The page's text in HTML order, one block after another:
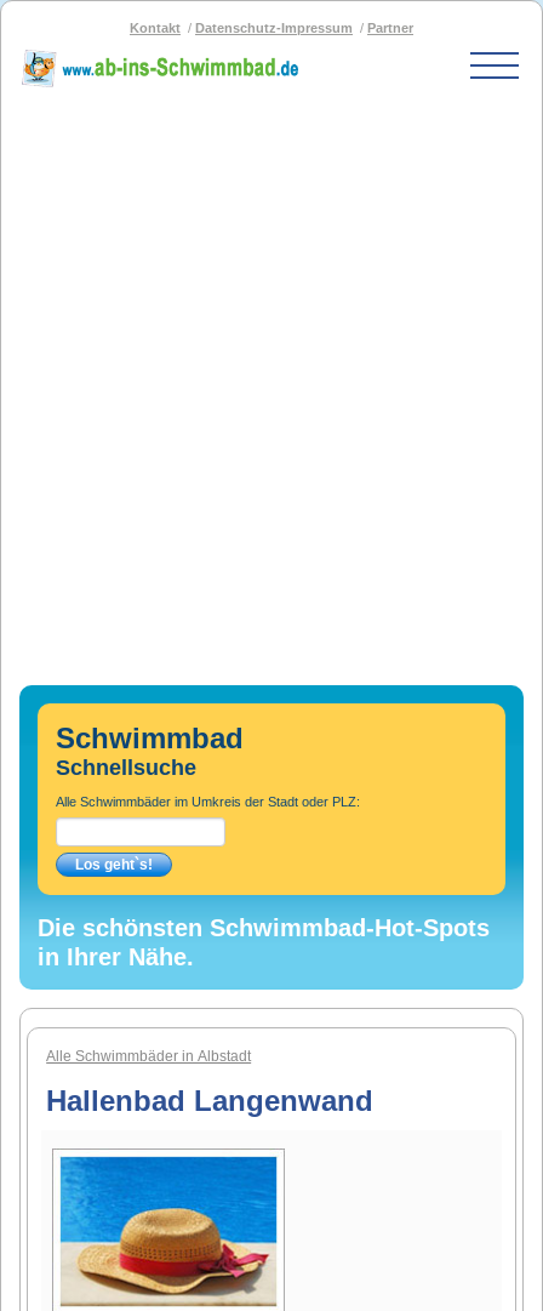
Kontakt Datenschutz-Impressum Partner
Schwimmbad
Schnellsuche
Alle Schwimmbäder im Umkreis der Stadt oder PLZ:
Die schönsten Schwimmbad-Hot-Spots
in Ihrer Nähe.
Alle Schwimmbäder in Albstadt
Hallenbad Langenwand